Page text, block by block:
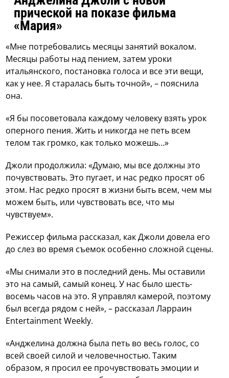
прической на показе фильма
«Мария»
«Мне потребовались месяцы занятий вокалом.
Месяцы работы над пением, затем уроки
итальянского, постановка голоса и все эти вещи,
как у нее. Я старалась быть точной», – пояснила
она.
«Я бы посоветовала каждому человеку взять урок
оперного пения. Жить и никогда не петь всем
телом так громко, как только можешь…»
Джоли продолжила: «Думаю, мы все должны это
почувствовать. Это пугает, и нас редко просят об
этом. Нас редко просят в жизни быть всем, чем мы
можем быть, или чувствовать все, что мы
чувствуем».
Режиссер фильма рассказал, как Джоли довела его
до слез во время съемок особенно сложной сцены.
«Мы снимали это в последний день. Мы оставили
это на самый, самый конец. У нас было шесть-
восемь часов на это. Я управлял камерой, поэтому
был всегда рядом с ней», – рассказал Ларраин
Entertainment Weekly.
«Анджелина должна была петь во весь голос, со
всей своей силой и человечностью. Таким
образом, я просил ее прочувствовать эмоции и